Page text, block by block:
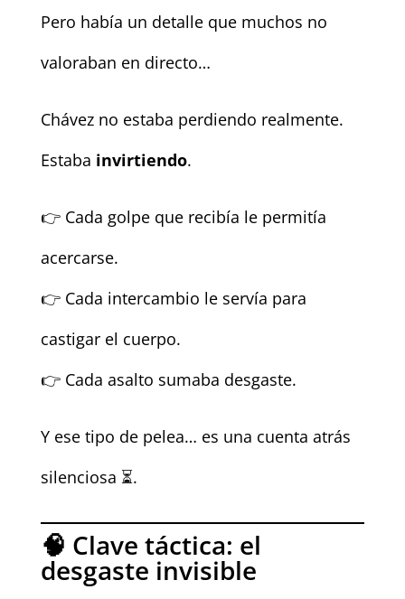
Pero había un detalle que muchos no
valoraban en directo…
Chávez no estaba perdiendo realmente.
Estaba invirtiendo.
👉 Cada golpe que recibía le permitía
acercarse.
👉 Cada intercambio le servía para
castigar el cuerpo.
👉 Cada asalto sumaba desgaste.
Y ese tipo de pelea… es una cuenta atrás
silenciosa ⏳.
🧠 Clave táctica: el
desgaste invisible